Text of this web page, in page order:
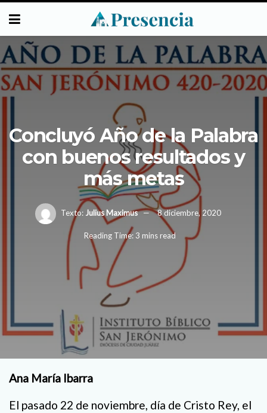
Concluyó Año de la Palabra
con buenos resultados y
más metas
Texto: Julius Maximus 8 diciembre, 2020
Reading Time: 3 mins read
Ana María Ibarra
El pasado 22 de noviembre, día de Cristo Rey, el